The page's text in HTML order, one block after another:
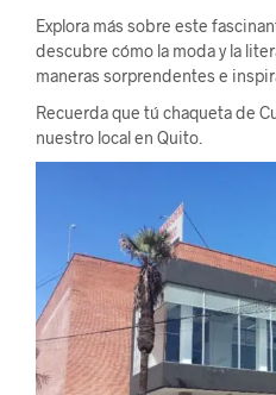
Explora más sobre este
descubre cómo la moda y la
maneras sorprendentes e
Recuerda que tú chaqueta de
nuestro local en Quito.